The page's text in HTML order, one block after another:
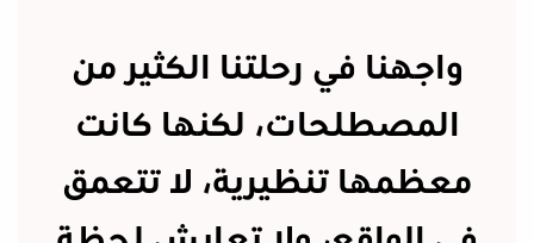
واجهنا في رحلتنا الكثير من
المصطلحات، لكنها كانت
معظمها تنظيرية، لا تتعمق